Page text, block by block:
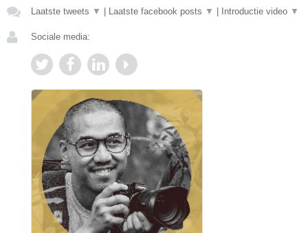
Laatste tweets ▼ Laatste facebook posts ▼ Introductie video ▼
Sociale media: